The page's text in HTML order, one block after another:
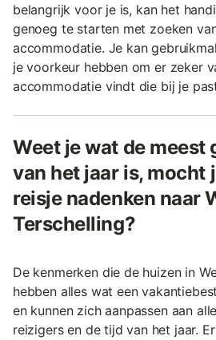
belangrijk voor je is, kan het
genoeg te starten met zoeken
accommodatie. Je kan
je voorkeur hebben om er zeker
accommodatie vindt die bij je
Weet je wat de meest
van het jaar is, mocht
reisje nadenken naar
Terschelling?
De kenmerken die de huizen in
hebben alles wat een
en kunnen zich aanpassen aan
reizigers en de tijd van het jaar.